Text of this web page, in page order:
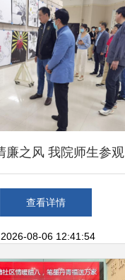
廉之风 我院师生参观
化艺术作品展的感悟与
启迪
查看详情
08-06 12:41:54